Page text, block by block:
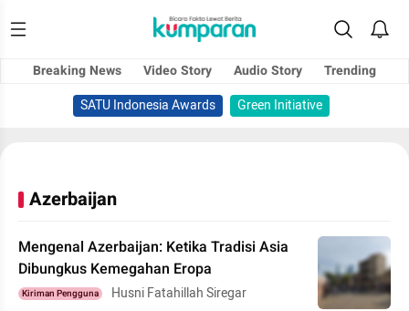
Breaking News Video Story Audio Story
Trending
SATU Indonesia Awards
Green Initiative
Azerbaijan
Mengenal Azerbaijan: Ketika Tradisi Asia
Dibungkus Kemegahan Eropa
Kiriman Pengguna Husni Fatahillah Siregar